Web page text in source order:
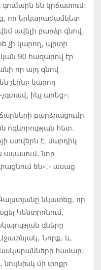
են կրճատում:
որ երկարաժամկետ
ավելի բարձր գնով.
չի կարող, պիտի
90 հազարով էր
որ այդ գնով
չէինք կարող
ինչ արեց»:
բարձրացումը
հետ.
ստվերն է. մարդիկ
սպասում, նոր
են»,- ասաց
նկատեց, որ
Կենտրոնում,
գները
Նորք, և,
համար:
նույնիսկ մի փոքր